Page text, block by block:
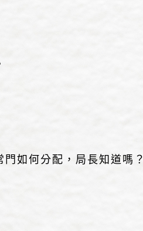
如何分配，局長知道嗎？